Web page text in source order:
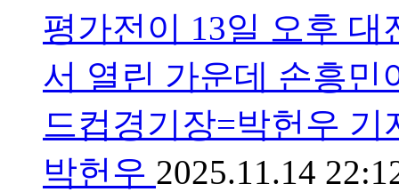
평가전이 13일 오후
서 열린 가운데 손흥민
드컵경기장=박헌우
박헌우 2025.11.14